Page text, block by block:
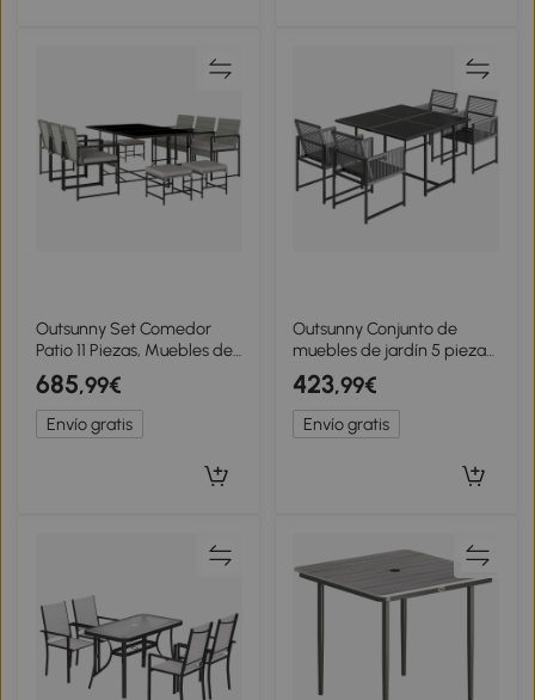
Outsunny Set Comedor
Patio 11 Piezas, Muebles de
Exterior con 6 Sillones, 4
Pufs, Gris
685,99€
Envío gratis
Outsunny Conjunto de
muebles de jardín 5 piezas
Mesa de vidrio con 4 sillas
transpirables plegables
respaldo trenzado de
cuerda
423,99€
Envío gratis